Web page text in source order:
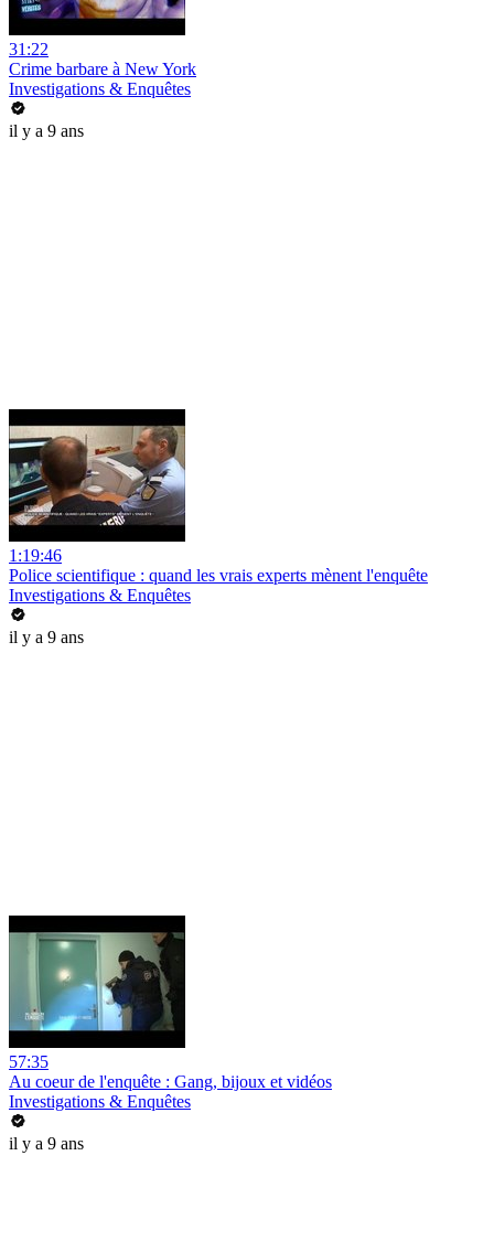
31:22
Crime barbare à New York
Investigations & Enquêtes
il y a 9 ans
1:19:46
Police scientifique : quand les vrais experts mènent l'enquête
Investigations & Enquêtes
il y a 9 ans
57:35
Au coeur de l'enquête : Gang, bijoux et vidéos
Investigations & Enquêtes
il y a 9 ans